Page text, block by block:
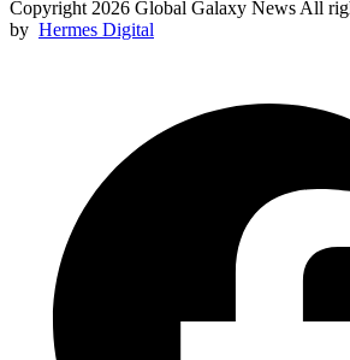
Copyright 2026 Global Galaxy News All
by Hermes Digital